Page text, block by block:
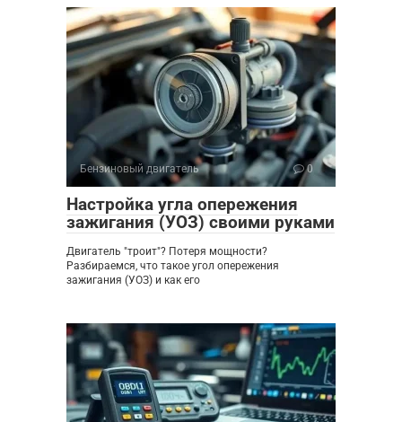
Бензиновый двигатель 0
Настройка угла опережения
зажигания (УОЗ) своими руками
Двигатель "троит"? Потеря мощности?
Разбираемся, что такое угол опережения
зажигания (УОЗ) и как его